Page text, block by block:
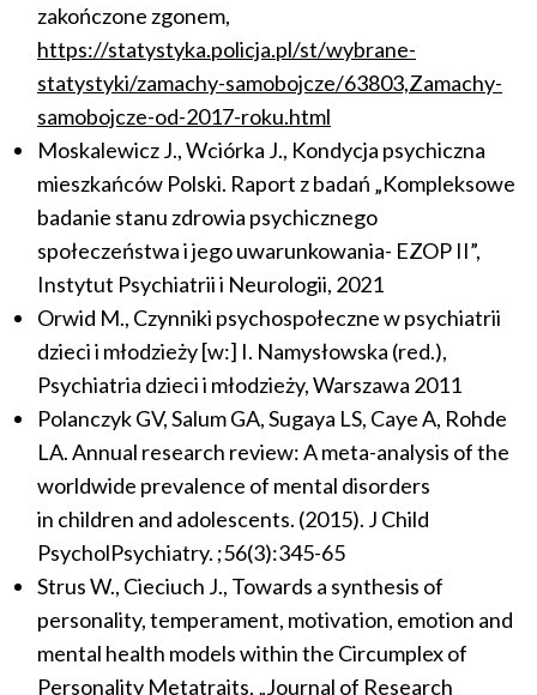
zakończone zgonem,
https://statystyka.policja.pl/st/wybrane-
statystyki/zamachy-samobojcze/63803,Zamachy-
samobojcze-od-2017-roku.html
Moskalewicz J., Wciórka J., Kondycja psychiczna
mieszkańców Polski. Raport z badań „Kompleksowe
badanie stanu zdrowia psychicznego
społeczeństwa i jego uwarunkowania- EZOP II”,
Instytut Psychiatrii i Neurologii, 2021
Orwid M., Czynniki psychospołeczne w psychiatrii
dzieci i młodzieży [w:] I. Namysłowska (red.),
Psychiatria dzieci i młodzieży, Warszawa 2011
Polanczyk GV, Salum GA, Sugaya LS, Caye A, Rohde
LA. Annual research review: A meta-analysis of the
worldwide prevalence of mental disorders
in children and adolescents. (2015). J Child
PsycholPsychiatry. ;56(3):345-65
Strus W., Cieciuch J., Towards a synthesis of
personality, temperament, motivation, emotion and
mental health models within the Circumplex of
Personality Metatraits, „Journal of Research